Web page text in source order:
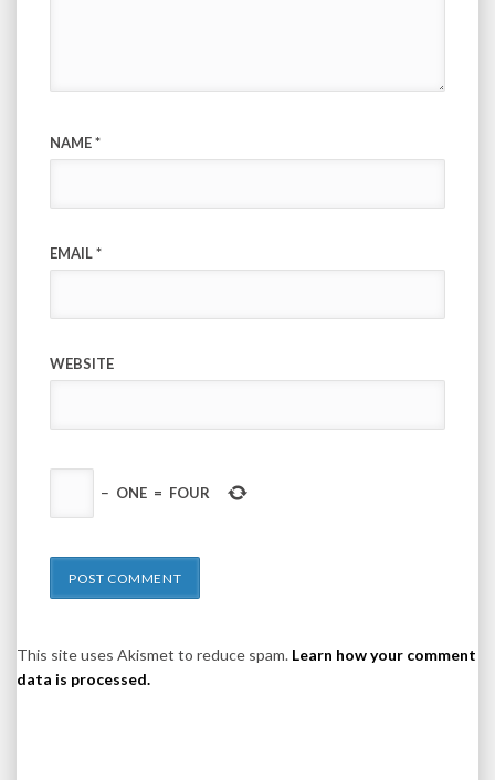
NAME*
EMAIL*
WEBSITE
− ONE = FOUR
This site uses Akismet to reduce spam. Learn how your comment
data is processed.